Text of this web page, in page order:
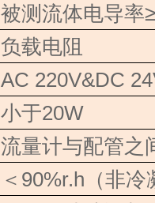
被测流体电导率≥
负载电阻
AC 220V&DC
小于20W
流量计与配管之
＜ 90%r.h （非冷